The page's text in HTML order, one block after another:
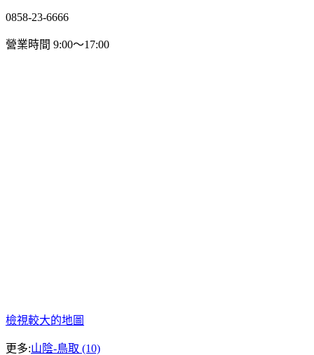
0858-23-6666
營業時間 9:00～17:00
檢視較大的地圖
更多:山陰-鳥取 (10)